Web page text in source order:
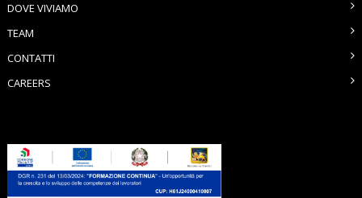
DOVE VIVIAMO
TEAM
CONTATTI
CAREERS